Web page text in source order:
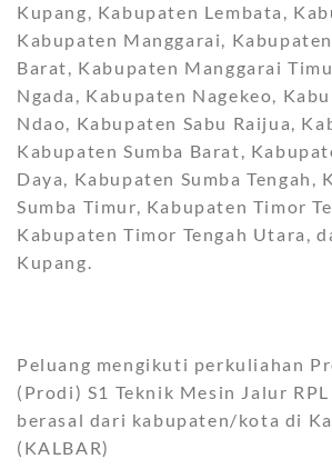
Kupang, Kabupaten Lembata,
Kabupaten Manggarai,
Barat, Kabupaten Manggarai
Ngada, Kabupaten Nagekeo,
Ndao, Kabupaten Sabu Raijua,
Kabupaten Sumba Barat,
Daya, Kabupaten Sumba Tengah,
Sumba Timur, Kabupaten Timor
Kabupaten Timor Tengah Utara,
Kupang.
Peluang mengikuti perkuliahan
(Prodi) S1 Teknik Mesin Jalur
berasal dari kabupaten/kota di
(KALBAR)